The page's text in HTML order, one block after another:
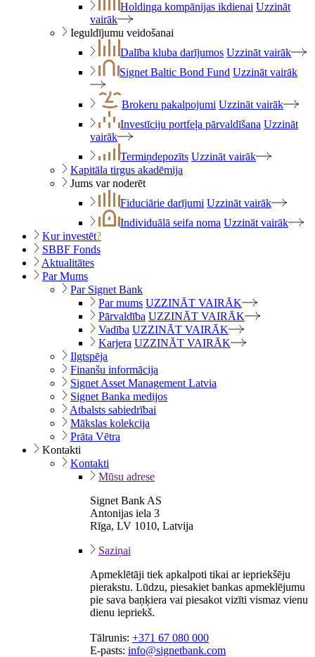
Holdinga kompānijas ikdienai Uzzināt
vairāk
Ieguldījumu veidošanai
Dalība kluba darījumos Uzzināt vairāk
Signet Baltic Bond Fund Uzzināt vairāk
Brokeru pakalpojumi Uzzināt vairāk
Investīciju portfeļa pārvaldīšana Uzzināt
vairāk
Termiņdepozīts Uzzināt vairāk
Kapitāla tirgus akadēmija
Jums var noderēt
Fiduciārie darījumi Uzzināt vairāk
Individuālā seifa noma Uzzināt vairāk
Kur investēt?
SBBF Fonds
Aktualitātes
Par Mums
Par Signet Bank
Par mums UZZINĀT VAIRĀK
Pārvaldība UZZINĀT VAIRĀK
Vadība UZZINĀT VAIRĀK
Karjera UZZINĀT VAIRĀK
Ilgtspēja
Finanšu informācija
Signet Asset Management Latvia
Signet Banka medijos
Atbalsts sabiedrībai
Mākslas kolekcija
Prāta Vētra
Kontakti
Kontakti
Mūsu adrese
Signet Bank AS
Antonijas iela 3
Rīga, LV 1010, Latvija
Saziņai
Apmeklētāji tiek apkalpoti tikai ar iepriekšēju
pierakstu. Lūdzu, piesakiet bankas apmeklējumu
pie sava baņķiera vai piesakot vizīti vismaz vienu
dienu iepriekš.
Tālrunis: +371 67 080 000
E-pasts: info@signetbank.com